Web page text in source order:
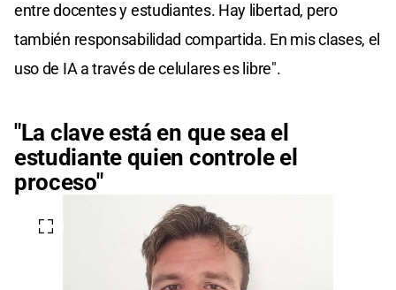
entre docentes y estudiantes. Hay libertad, pero
también responsabilidad compartida. En mis clases, el
uso de IA a través de celulares es libre".
"La clave está en que sea el
estudiante quien controle el
proceso"